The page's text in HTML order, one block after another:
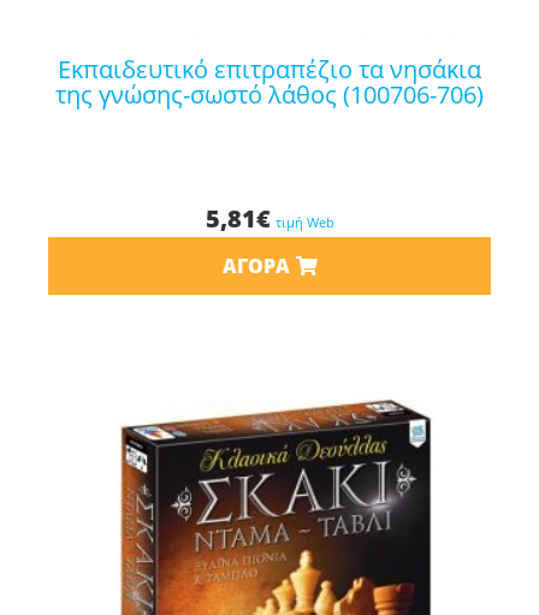
εκπαιδευτικό επιτραπέζιο τα νησάκια
της γνώσης-σωστό λάθος (100706-706)
5,81€ τιμή Web
ΑΓΟΡΆ